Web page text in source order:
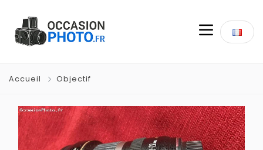
Accueil Objectif